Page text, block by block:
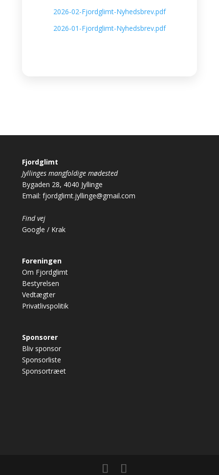
2026-02-Fjordglimt-Nyhedsbrev.pdf
2026-01-Fjordglimt-Nyhedsbrev.pdf
Fjordglimt
Jyllinges mangfoldige mødested
Bygaden 28, 4040 Jyllinge
Email: fjordglimt.jyllinge@gmail.com
Find vej
Google / Krak
Foreningen
Om Fjordglimt
Bestyrelsen
Vedtægter
Privatlivspolitik
Sponsorer
Bliv sponsor
Sponsorliste
Sponsortræet